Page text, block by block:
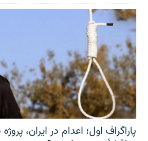
پاراگراف اول؛ اعدام در ایران،